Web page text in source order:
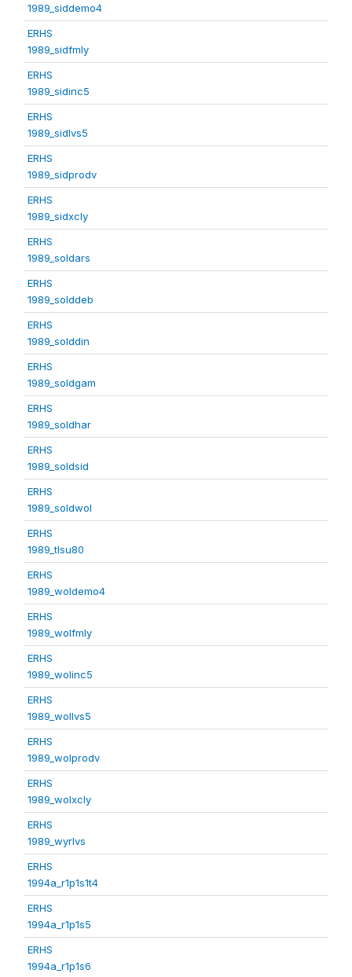
1989_siddemo4
ERHS
1989_sidfmly
ERHS
1989_sidinc5
ERHS
1989_sidlvs5
ERHS
1989_sidprodv
ERHS
1989_sidxcly
ERHS
1989_soldars
ERHS
1989_solddeb
ERHS
1989_solddin
ERHS
1989_soldgam
ERHS
1989_soldhar
ERHS
1989_soldsid
ERHS
1989_soldwol
ERHS
1989_tlsu80
ERHS
1989_woldemo4
ERHS
1989_wolfmly
ERHS
1989_wolinc5
ERHS
1989_wollvs5
ERHS
1989_wolprodv
ERHS
1989_wolxcly
ERHS
1989_wyrlvs
ERHS
1994a_r1p1s1t4
ERHS
1994a_r1p1s5
ERHS
1994a_r1p1s6